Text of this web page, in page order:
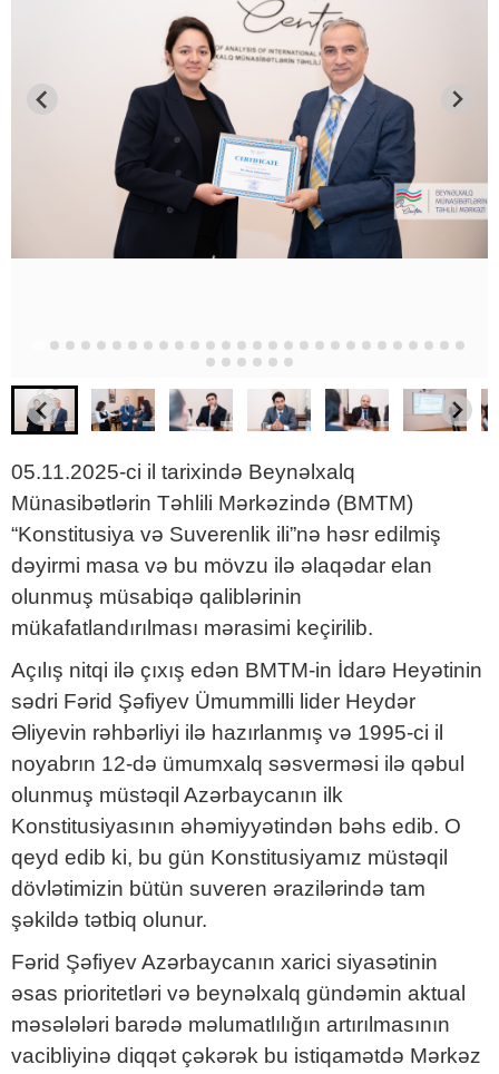
05.11.2025-ci il tarixində Beynəlxalq
Münasibətlərin Təhlili Mərkəzində (BMTM)
“Konstitusiya və Suverenlik ili”nə həsr edilmiş
dəyirmi masa və bu mövzu ilə əlaqədar elan
olunmuş müsabiqə qaliblərinin
mükafatlandırılması mərasimi keçirilib.
Açılış nitqi ilə çıxış edən BMTM-in İdarə Heyətinin
sədri Fərid Şəfiyev Ümummilli lider Heydər
Əliyevin rəhbərliyi ilə hazırlanmış və 1995-ci il
noyabrın 12-də ümumxalq səsverməsi ilə qəbul
olunmuş müstəqil Azərbaycanın ilk
Konstitusiyasının əhəmiyyətindən bəhs edib. O
qeyd edib ki, bu gün Konstitusiyamız müstəqil
dövlətimizin bütün suveren ərazilərində tam
şəkildə tətbiq olunur.
Fərid Şəfiyev Azərbaycanın xarici siyasətinin
əsas prioritetləri və beynəlxalq gündəmin aktual
məsələləri barədə məlumatlılığın artırılmasının
vacibliyinə diqqət çəkərək bu istiqamətdə Mərkəz